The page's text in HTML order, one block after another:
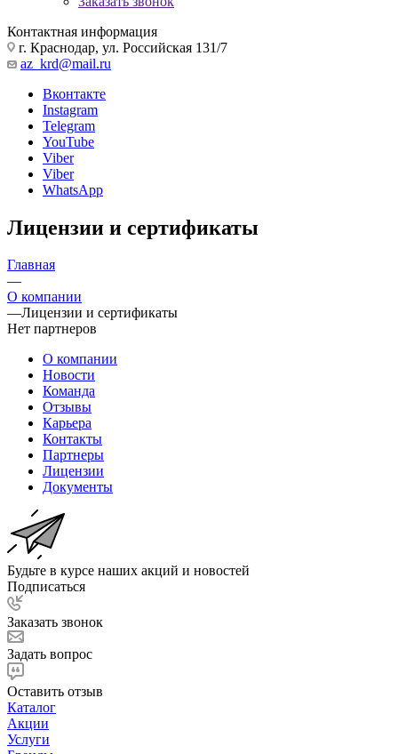
Контактная информация
г. Краснодар, ул. Российская 131/7
az_krd@mail.ru
Вконтакте
Instagram
Telegram
YouTube
Viber
Viber
WhatsApp
Лицензии и сертификаты
Главная
—
О компании
—Лицензии и сертификаты
Нет партнеров
О компании
Новости
Команда
Отзывы
Карьера
Контакты
Партнеры
Лицензии
Документы
Будьте в курсе наших акций и новостей
Подписаться
Заказать звонок
Задать вопрос
Оставить отзыв
Каталог
Акции
Услуги